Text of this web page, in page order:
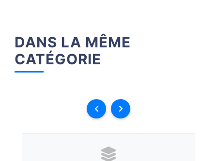
DANS LA MÊME
CATÉGORIE